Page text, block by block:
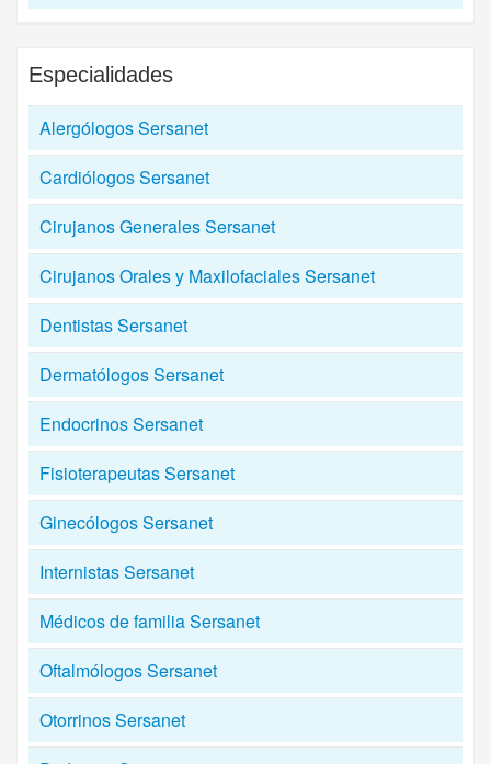
Especialidades
Alergólogos Sersanet
Cardiólogos Sersanet
Cirujanos Generales Sersanet
Cirujanos Orales y Maxilofaciales Sersanet
Dentistas Sersanet
Dermatólogos Sersanet
Endocrinos Sersanet
Fisioterapeutas Sersanet
Ginecólogos Sersanet
Internistas Sersanet
Médicos de familia Sersanet
Oftalmólogos Sersanet
Otorrinos Sersanet